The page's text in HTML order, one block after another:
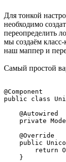
Для тонкой
необходимо
переопределить
мы создаём
наш маппер и
Самый простой
@Component
public class
    @Autowired
private
    @Override
public
return
    }